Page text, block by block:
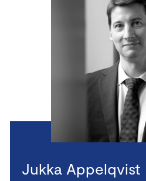
Jukka Appelqvist